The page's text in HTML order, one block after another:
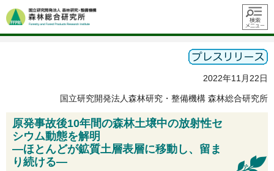
メニュ
ー
2022年11月22日
国立研究開発法人森林研究・整備機構 森林総合研究所
原発事故後10年間の森林土壌中の放射性セ
シウム動態を解明
—ほとんどが鉱質土層表層に移動し、留ま
り続ける—